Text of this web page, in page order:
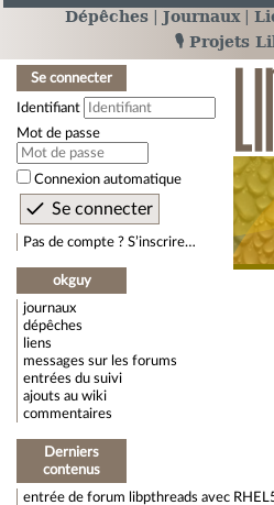
Dépêches Journaux
🎙️ Projets
Se connecter
Identifiant
Mot de passe
Connexion automatique
Pas de compte ? S’inscrire…
okguy
journaux
dépêches
liens
messages sur les forums
entrées du suivi
ajouts au wiki
commentaires
Derniers
contenus
entrée de forum libpthreads avec